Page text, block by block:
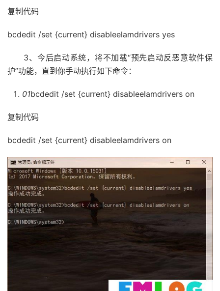
复制代码
bcdedit /set {current} disableelamdrivers yes
3、今后启动系统，将不加载“预先启动反恶意软件保
护”功能，直到你手动执行如下命令：
01bcdedit /set {current} disableelamdrivers on
复制代码
bcdedit /set {current} disableelamdrivers on